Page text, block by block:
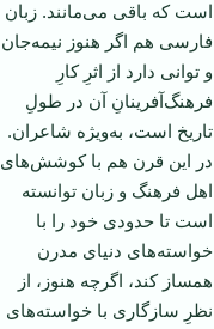
است كه باقی می‌مانند. زبان
فارسی هم اگر هنوز نیمه‌جان
و توانی دارد از اثرِ كارِ
فرهنگ‌آفرینانِ آن در طولِ
تاریخ است، به‌ویژه شاعران.
در این قرن هم با كوشش‌های
اهل فرهنگ و زبان توانسته
است تا حدودی خود را با
خواسته‌های دنیای مدرن
همساز كند، اگرچه هنوز، از
نظرِ سازگاری با خواسته‌های